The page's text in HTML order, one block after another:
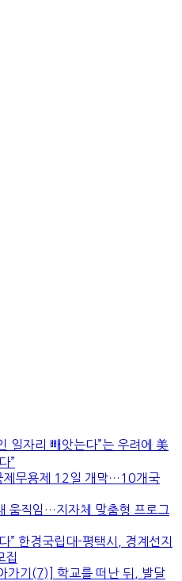
일자리 빼앗는다”는 우려에 美
”
제무용제 12일 개막…10개국
움직임…지자체 맞춤형 프로그
” 한경국립대-평택시, 경계선지
집
가기(7)] 학교를 떠난 뒤, 발달